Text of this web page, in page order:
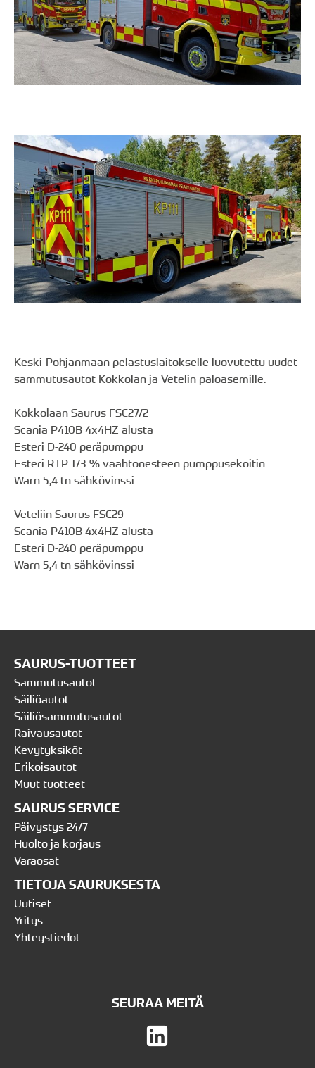
Keski-Pohjanmaan pelastuslaitokselle luovutettu uudet
sammutusautot Kokkolan ja Vetelin paloasemille.
Kokkolaan Saurus FSC27/2
Scania P410B 4x4HZ alusta
Esteri D-240 peräpumppu
Esteri RTP 1/3 % vaahtonesteen pumppusekoitin
Warn 5,4 tn sähkövinssi
Veteliin Saurus FSC29
Scania P410B 4x4HZ alusta
Esteri D-240 peräpumppu
Warn 5,4 tn sähkövinssi
SAURUS-TUOTTEET
Sammutusautot
Säiliöautot
Säiliösammutusautot
Raivausautot
Kevytyksiköt
Erikoisautot
Muut tuotteet
SAURUS SERVICE
Päivystys 24/7
Huolto ja korjaus
Varaosat
TIETOJA SAURUKSESTA
Uutiset
Yritys
Yhteystiedot
SEURAA MEITÄ